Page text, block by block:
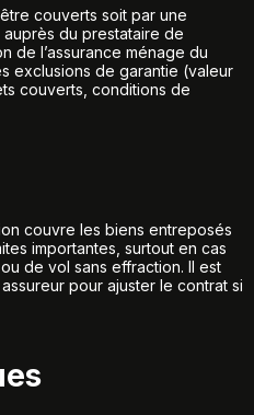
couverts soit par une
du prestataire de
de l’assurance ménage du
exclusions de garantie (valeur
couverts, conditions de
couvre les biens entreposés
importantes, surtout en cas
de vol sans effraction. Il est
pour ajuster le contrat si